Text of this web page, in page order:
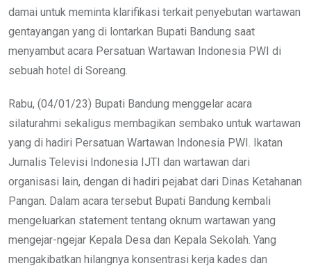
damai untuk meminta klarifikasi terkait penyebutan wartawan
gentayangan yang di lontarkan Bupati Bandung saat
menyambut acara Persatuan Wartawan Indonesia PWI di
sebuah hotel di Soreang.
Rabu, (04/01/23) Bupati Bandung menggelar acara
silaturahmi sekaligus membagikan sembako untuk wartawan
yang di hadiri Persatuan Wartawan Indonesia PWI. Ikatan
Jurnalis Televisi Indonesia IJTI dan wartawan dari
organisasi lain, dengan di hadiri pejabat dari Dinas Ketahanan
Pangan. Dalam acara tersebut Bupati Bandung kembali
mengeluarkan statement tentang oknum wartawan yang
mengejar-ngejar Kepala Desa dan Kepala Sekolah. Yang
mengakibatkan hilangnya konsentrasi kerja kades dan